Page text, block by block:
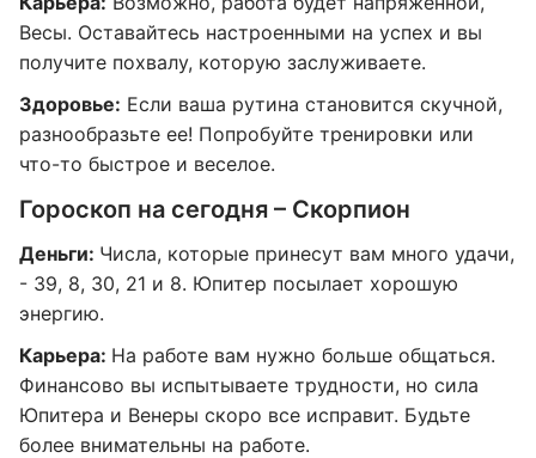
Весы. Оставайтесь настроенными на успех и вы
получите похвалу, которую заслуживаете.
Здоровье: Если ваша рутина становится скучной,
разнообразьте ее! Попробуйте тренировки или
что-то быстрое и веселое.
Гороскоп на сегодня – Скорпион
Деньги: Числа, которые принесут вам много удачи,
- 39, 8, 30, 21 и 8. Юпитер посылает хорошую
энергию.
Карьера: На работе вам нужно больше общаться.
Финансово вы испытываете трудности, но сила
Юпитера и Венеры скоро все исправит. Будьте
более внимательны на работе.